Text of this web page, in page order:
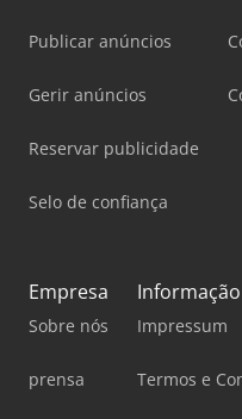
Publicar anúncios
Gerir anúncios
Reservar publicidade
Selo de confiança
Empresa
Sobre nós
prensa
Impressum
Termos e